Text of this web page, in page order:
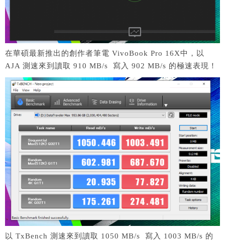
在華碩最新推出的創作者筆電 VivoBook Pro 16X中，以
AJA 測速來到讀取 910 MB/s 寫入 902 MB/s 的極速表現！
以 TxBench 測速來到讀取 1050 MB/s 寫入 1003 MB/s 的